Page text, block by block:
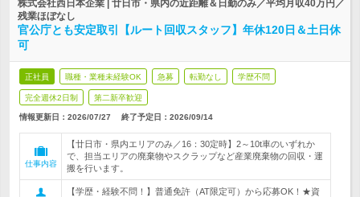
株式会社西日本企業 | 廿日市・県内の近距離＆日勤のみ／平均月収40万円／
残業ほぼなし
官公庁とも安定取引【ルート回収スタッフ】年休120日＆土日休
可
正社員 職種・業種未経験OK 急募 転勤なし 学歴不問
完全週休2日制 第二新卒歓迎
情報更新日：2026/07/27 終了予定日： 2026/09/14
仕事内容
【廿日市・県内エリアのみ／16：30定時】2～10t車のいずれか
で、担当エリアの廃棄物やスクラップなど産業廃棄物の回収・運
搬を行います。
【学歴・経験不問！】普通免許（AT限定可）から応募OK！★資